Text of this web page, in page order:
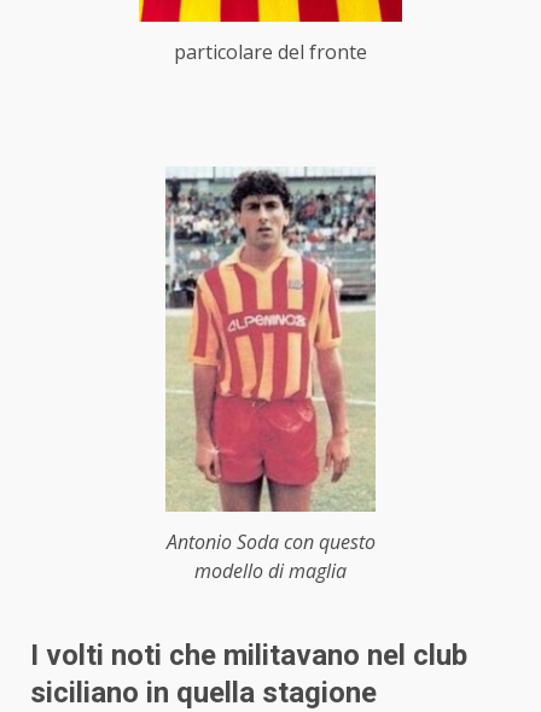
particolare del fronte
Antonio Soda con questo
modello di maglia
I volti noti che militavano nel club
siciliano in quella stagione